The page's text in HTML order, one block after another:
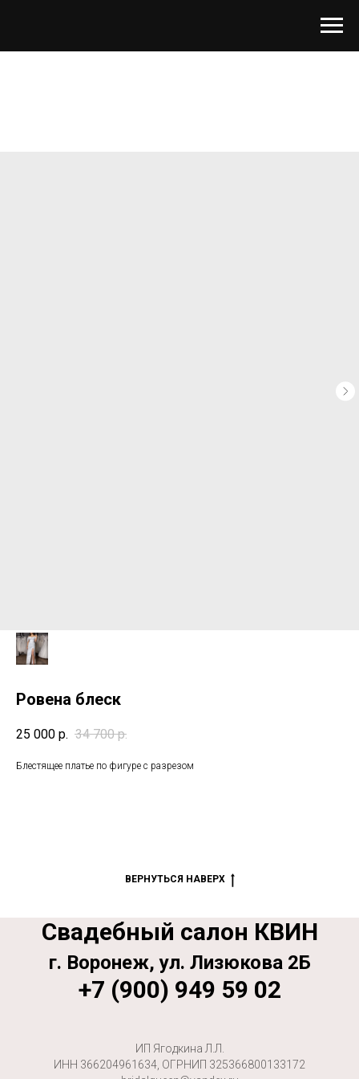
Ровена блеск
25 000 р. 34 700 р.
Блестящее платье по фигуре с разрезом
ВЕРНУТЬСЯ НАВЕРХ
Свадебный салон КВИН
г. Воронеж, ул. Лизюкова 2Б
+7 (900) 949 59 02
ИП Ягодкина Л.Л.
ИНН 366204961634, ОГРНИП 325366800133172